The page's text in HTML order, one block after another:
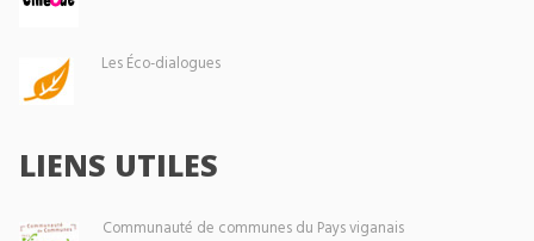
Les Éco-dialogues
LIENS UTILES
Communauté de communes du Pays viganais